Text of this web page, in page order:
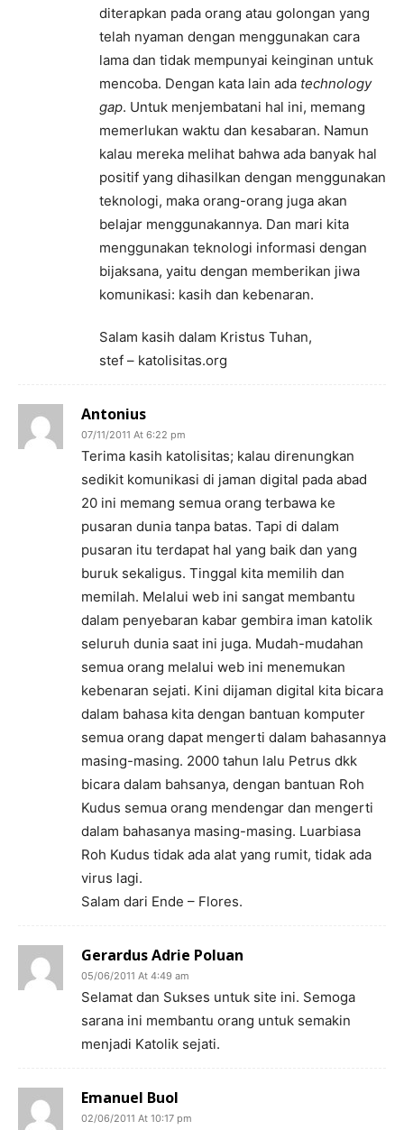
diterapkan pada orang atau golongan yang
telah nyaman dengan menggunakan cara
lama dan tidak mempunyai keinginan untuk
mencoba. Dengan kata lain ada technology
gap. Untuk menjembatani hal ini, memang
memerlukan waktu dan kesabaran. Namun
kalau mereka melihat bahwa ada banyak hal
positif yang dihasilkan dengan menggunakan
teknologi, maka orang-orang juga akan
belajar menggunakannya. Dan mari kita
menggunakan teknologi informasi dengan
bijaksana, yaitu dengan memberikan jiwa
komunikasi: kasih dan kebenaran.
Salam kasih dalam Kristus Tuhan,
stef – katolisitas.org
Antonius
07/11/2011 At 6:22 pm
Terima kasih katolisitas; kalau direnungkan
sedikit komunikasi di jaman digital pada abad
20 ini memang semua orang terbawa ke
pusaran dunia tanpa batas. Tapi di dalam
pusaran itu terdapat hal yang baik dan yang
buruk sekaligus. Tinggal kita memilih dan
memilah. Melalui web ini sangat membantu
dalam penyebaran kabar gembira iman katolik
seluruh dunia saat ini juga. Mudah-mudahan
semua orang melalui web ini menemukan
kebenaran sejati. Kini dijaman digital kita bicara
dalam bahasa kita dengan bantuan komputer
semua orang dapat mengerti dalam bahasannya
masing-masing. 2000 tahun lalu Petrus dkk
bicara dalam bahsanya, dengan bantuan Roh
Kudus semua orang mendengar dan mengerti
dalam bahasanya masing-masing. Luarbiasa
Roh Kudus tidak ada alat yang rumit, tidak ada
virus lagi.
Salam dari Ende – Flores.
Gerardus Adrie Poluan
05/06/2011 At 4:49 am
Selamat dan Sukses untuk site ini. Semoga
sarana ini membantu orang untuk semakin
menjadi Katolik sejati.
Emanuel Buol
02/06/2011 At 10:17 pm